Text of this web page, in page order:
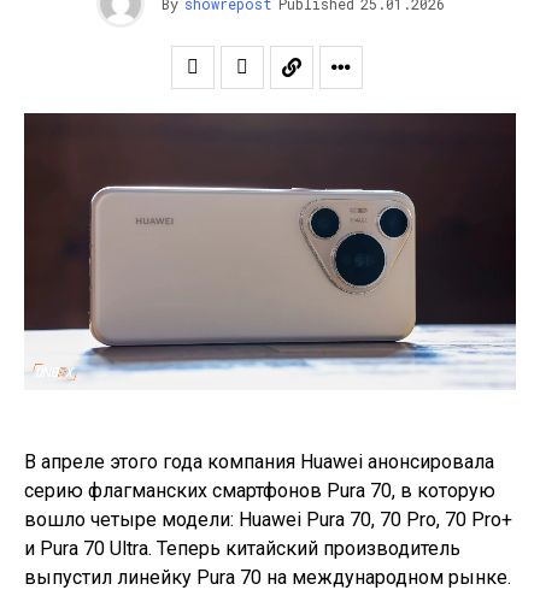
В апреле этого года компания Huawei анонсировала
серию флагманских смартфонов Pura 70, в которую
вошло четыре модели: Huawei Pura 70, 70 Pro, 70 Pro+
и Pura 70 Ultra. Теперь китайский производитель
выпустил линейку Pura 70 на международном рынке.